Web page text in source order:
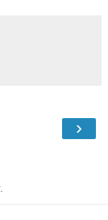
›
.